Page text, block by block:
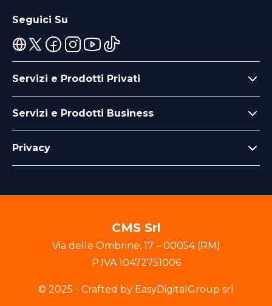
Seguici Su
Servizi e Prodotti Privati
Servizi e Prodotti Business
Privacy
CMS Srl
Via delle Ombrine, 17 – 00054(RM)
P.IVA 10472751006
© 2025 - Crafted by EasyDigitalGroup srl